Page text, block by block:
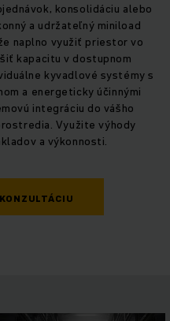
konsolidáciu alebo
a udržateľný miniload
naplno využiť priestor vo
kapacitu v dostupnom
kyvadlové systémy s
a energeticky účinnými
integráciu do vášho
Využite výhody
a výkonnosti.